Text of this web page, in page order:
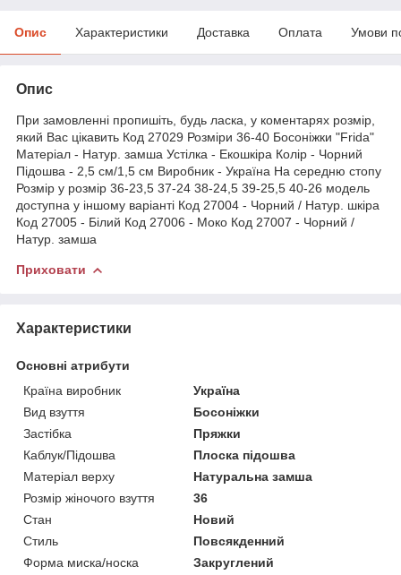
Опис Характеристики Доставка Оплата Умови
Опис
При замовленні пропишіть, будь ласка, у коментарях розмір,
який Вас цікавить Код 27029 Розміри 36-40 Босоніжки "Frida"
Матеріал - Натур. замша Устілка - Екошкіра Колір - Чорний
Підошва - 2,5 см/1,5 см Виробник - Україна На середню стопу
Розмір у розмір 36-23,5 37-24 38-24,5 39-25,5 40-26 модель
доступна у іншому варіанті Код 27004 - Чорний / Натур. шкіра
Код 27005 - Білий Код 27006 - Моко Код 27007 - Чорний /
Натур. замша
Приховати
Характеристики
Основні атрибути
Країна виробник
Україна
Вид взуття
Босоніжки
Застібка
Пряжки
Каблук/Підошва
Плоска підошва
Матеріал верху
Натуральна замша
Розмір жіночого взуття
36
Стан
Новий
Стиль
Повсякденний
Форма миска/носка
Закруглений